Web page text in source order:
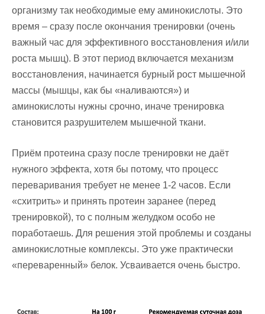
организму так необходимые ему аминокислоты. Это
время – сразу после окончания тренировки (очень
важный час для эффективного восстановления и/или
роста мышц). В этот период включается механизм
восстановления, начинается бурный рост мышечной
массы (мышцы, как бы «наливаются») и
аминокислоты нужны срочно, иначе тренировка
становится разрушителем мышечной ткани.
Приём протеина сразу после тренировки не даёт
нужного эффекта, хотя бы потому, что процесс
переваривания требует не менее 1-2 часов. Если
«схитрить» и принять протеин заранее (перед
тренировкой), то с полным желудком особо не
поработаешь. Для решения этой проблемы и созданы
аминокислотные комплексы. Это уже практически
«переваренный» белок. Усваивается очень быстро.